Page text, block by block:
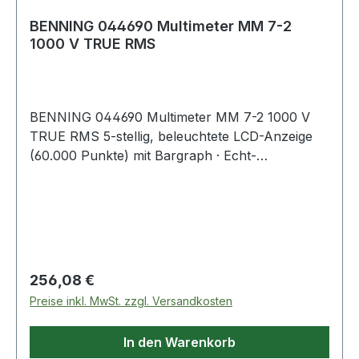
4000 876 104 · Hinweis zur Entsorgung von
Batterien und Akkus Da wir Batterien und Akkus
BENNING 044690 Multimeter MM 7-2
1000 V TRUE RMS
BENNING 044690 Multimeter MM 7-2 1000 V
TRUE RMS 5-stellig, beleuchtete LCD-Anzeige
(60.000 Punkte) mit Bargraph · Echt-
(optisch/akustisch, µA/mA- und A-Bereich) mit
Warnunghinweis bei falscher Messbereichswahl
· Tiefpassfilter (Hochfrequenzunterdrückung
HFR, 1000 Hz) für Messungen an getakteten
Regulärer Preis:
256,08 €
Preise inkl. MwSt. zzgl. Versandkosten
In den Warenkorb